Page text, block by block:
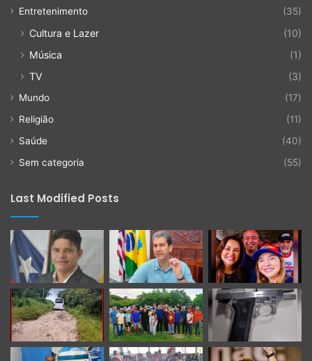
Entretenimento
(35)
Cultura e Lazer
(10)
Música
(1)
TV
(3)
Mundo
(17)
Religião
(11)
Saúde
(40)
Sem categoria
(55)
Last Modified Posts